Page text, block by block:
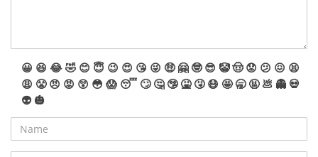
😀 😆 😂🤣 😊 😇 😉 😍 😘 😜 🤑 🤗 🤓 😎 🤡🤠 😟 😕 😖 😫
😩 😤 😠 😡 😲 😳 😱 😴 🙄 🤔 🤥 🤮 🤧 😷 🤩 🥱 🤬 💩 👻 💀
👽 🎃